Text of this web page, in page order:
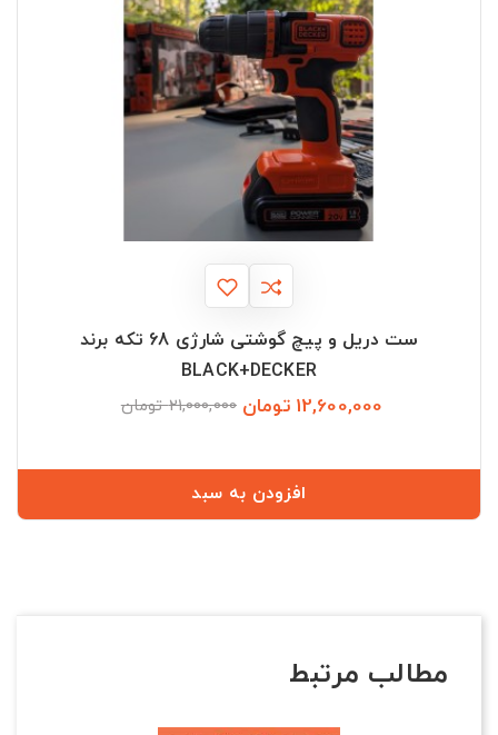
ست دریل و پیچ گوشتی شارژی 68 تکه برند
BLACK+DECKER
12,600,000 تومان 21,000,000 تومان
افزودن به سبد
مطالب مرتبط